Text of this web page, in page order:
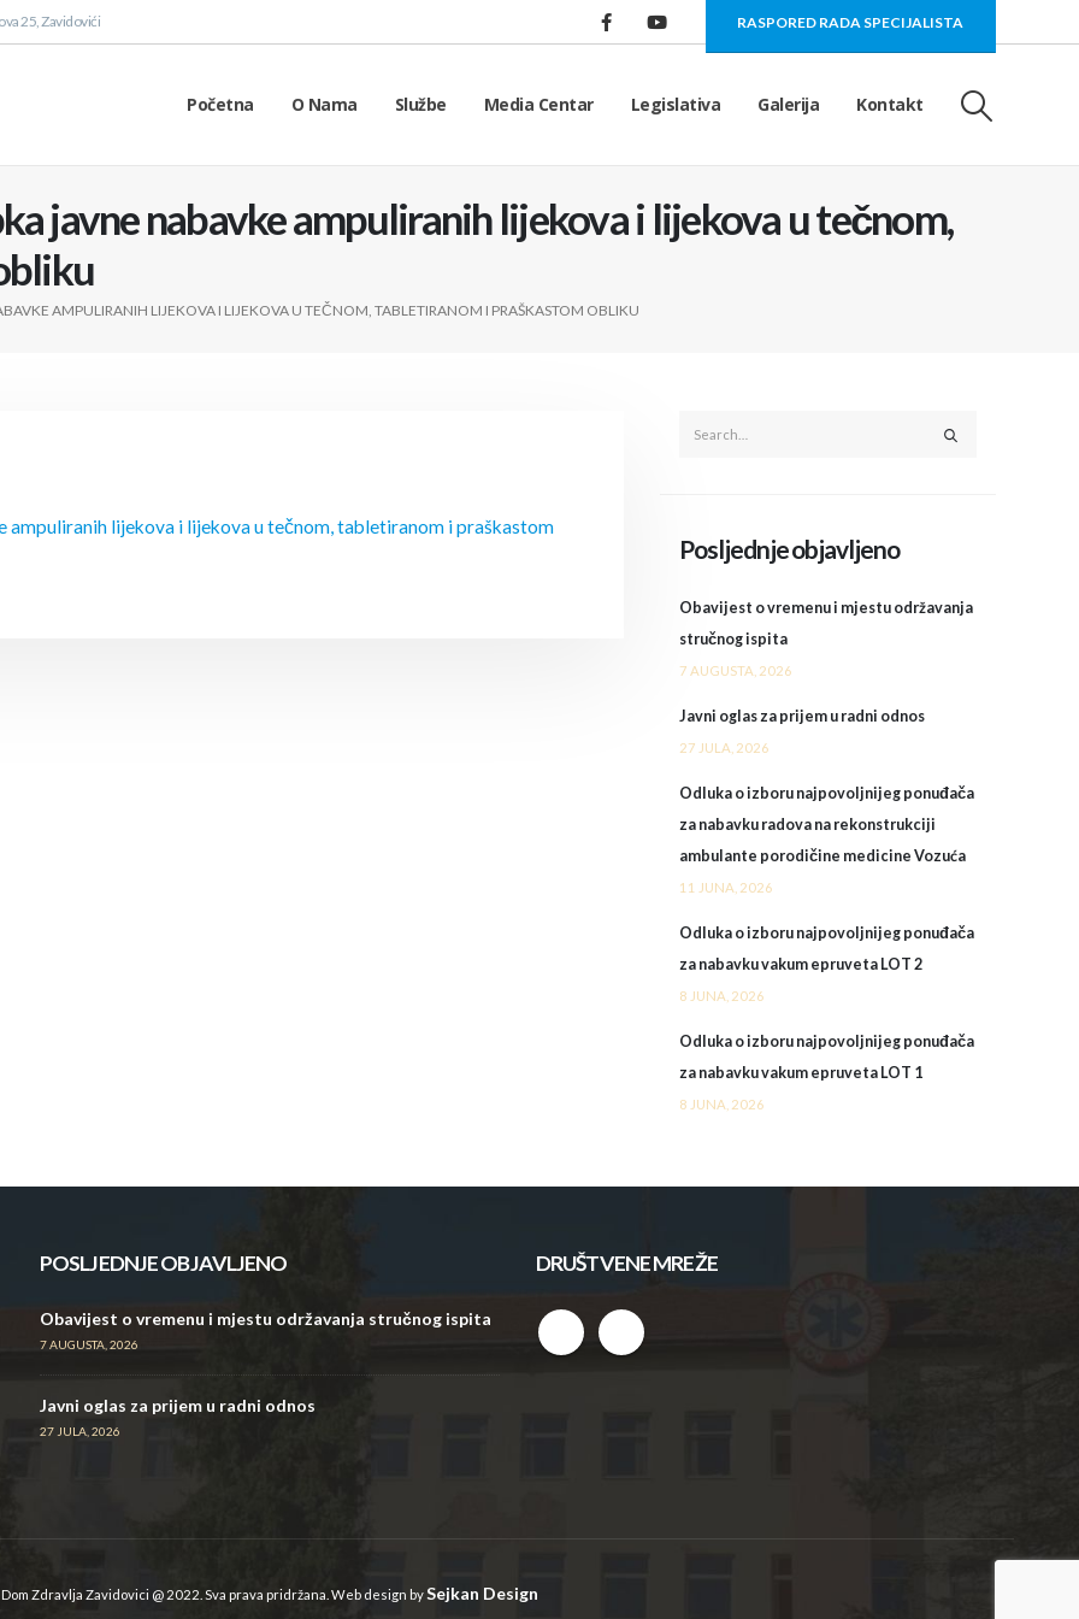
25, Zavidovići RASPORED RADA SPECIJALISTA
Početna O Nama Službe Media Centar Legislativa Galerija Kontakt
javne nabavke ampuliranih lijekova i lijekova u tečnom,
AMPULIRANIH LIJEKOVA I LIJEKOVA U TEČNOM, TABLETIRANOM I PRAŠKASTOM OBLIKU
ampuliranih lijekova i lijekova u tečnom, tabletiranom i praškastom
Posljednje objavljeno
Obavijest o vremenu i mjestu održavanja
stručnog ispita
7 AUGUSTA, 2026
Javni oglas za prijem u radni odnos
27 JULA, 2026
Odluka o izboru najpovoljnijeg ponuđača
za nabavku radova na rekonstrukciji
ambulante porodičine medicine Vozuća
11 JUNA, 2026
Odluka o izboru najpovoljnijeg ponuđača
za nabavku vakum epruveta LOT 2
8 JUNA, 2026
Odluka o izboru najpovoljnijeg ponuđača
za nabavku vakum epruveta LOT 1
8 JUNA, 2026
POSLJEDNJE OBJAVLJENO
Obavijest o vremenu i mjestu održavanja stručnog ispita
7 AUGUSTA, 2026
Javni oglas za prijem u radni odnos
27 JULA, 2026
DRUŠTVENE MREŽE
Dom Zdravlja Zavidovici @ 2022. Sva prava pridržana. Web design bySejkan Design